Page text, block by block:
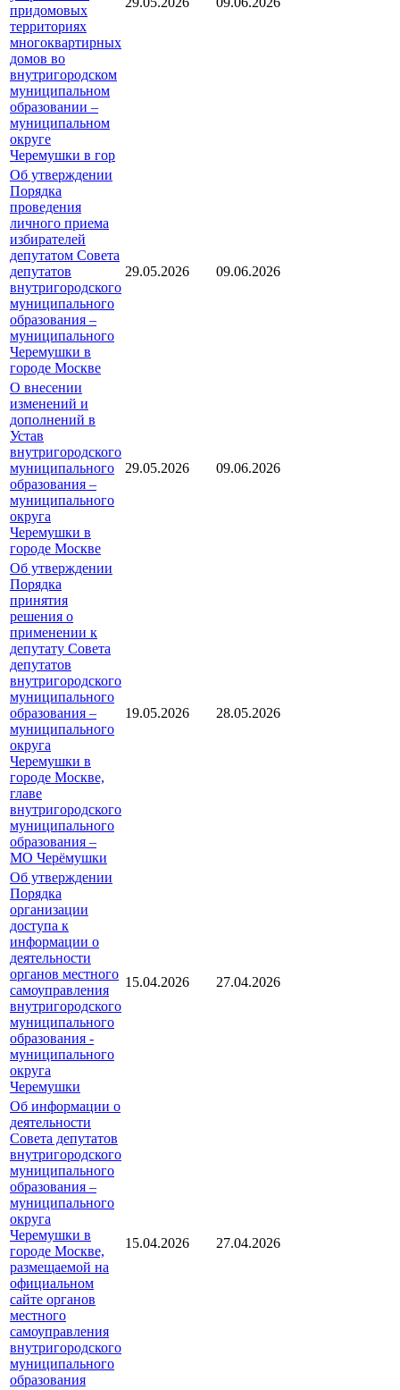
придомовых
территориях
многоквартирных
домов во
внутригородском
муниципальном
образовании –
муниципальном
округе
Черемушки в гор
Об утверждении
Порядка
проведения
личного приема
избирателей
депутатом Совета
депутатов
внутригородского
муниципального
образования –
муниципального
Черемушки в
городе Москве
29.05.2026 09.06.2026
О внесении
изменений и
дополнений в
Устав
внутригородского
муниципального
образования –
муниципального
округа
Черемушки в
городе Москве
29.05.2026 09.06.2026
Об утверждении
Порядка
принятия
решения о
применении к
депутату Совета
депутатов
внутригородского
муниципального
образования –
муниципального
округа
Черемушки в
городе Москве,
главе
внутригородского
муниципального
образования –
МО Черёмушки
19.05.2026 28.05.2026
Об утверждении
Порядка
организации
доступа к
информации о
деятельности
органов местного
самоуправления
внутригородского
муниципального
образования -
муниципального
округа
Черемушки
15.04.2026 27.04.2026
Об информации о
деятельности
Совета депутатов
внутригородского
муниципального
образования –
муниципального
округа
Черемушки в
городе Москве,
размещаемой на
официальном
сайте органов
местного
самоуправления
внутригородского
муниципального
образования
15.04.2026 27.04.2026